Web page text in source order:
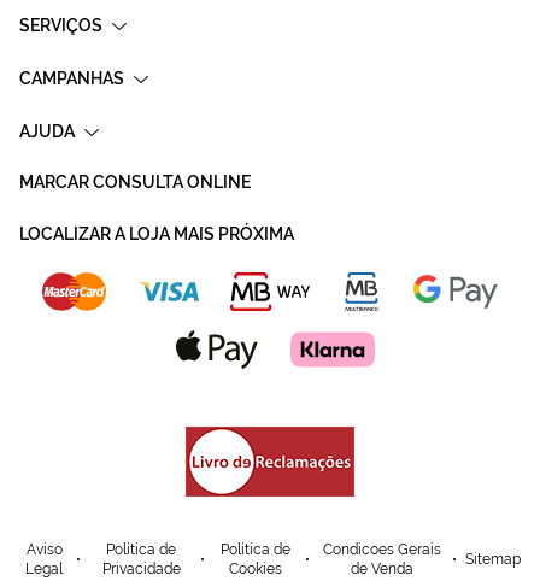
SERVIÇOS
CAMPANHAS
AJUDA
MARCAR CONSULTA ONLINE
LOCALIZAR A LOJA MAIS PRÓXIMA
Aviso
Legal
Política de
Privacidade
Política de
Cookies
Condicoes Gerais
de Venda
Sitemap